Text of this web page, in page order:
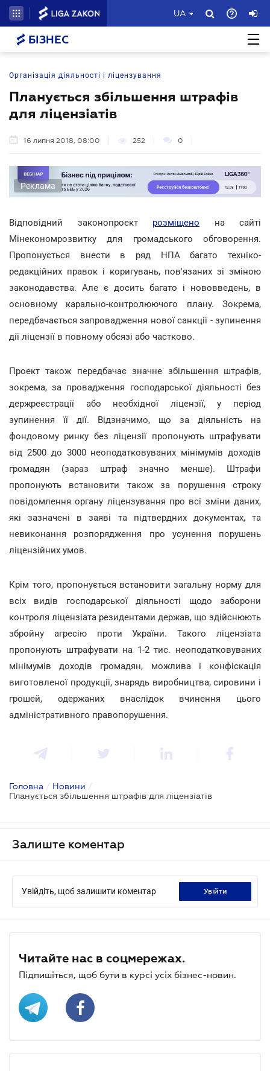
UA
БІЗНЕС
Організація діяльності і ліцензування
Планується збільшення штрафів
для ліцензіатів
16 липня 2018, 08:00 252 0
Реклама
Відповідний законопроект розміщено на сайті
Мінекономрозвитку для громадського обговорення.
Пропонується внести в ряд НПА багато техніко-
редакційних правок і коригувань, пов'язаних зі зміною
законодавства. Але є досить багато і нововведень, в
основному карально-контролюючого плану. Зокрема,
передбачається запровадження нової санкції - зупинення
дії ліцензії в повному обсязі або частково.
Проект також передбачає значне збільшення штрафів,
зокрема, за провадження господарської діяльності без
держреєстрації або необхідної ліцензії, у період
зупинення її дії. Відзначимо, що за діяльність на
фондовому ринку без ліцензії пропонують штрафувати
від 2500 до 3000 неоподатковуваних мінімумів доходів
громадян (зараз штраф значно менше). Штрафи
пропонують встановити також за порушення строку
повідомлення органу ліцензування про всі зміни даних,
які зазначені в заяві та підтвердних документах, та
невиконання розпорядження про усунення порушень
ліцензійних умов.
Крім того, пропонується встановити загальну норму для
всіх видів господарської діяльності щодо заборони
контроля ліцензіата резидентами держав, що здійснюють
збройну агресію проти України. Такого ліцензіата
пропонують штрафувати на 1-2 тис. неоподатковуваних
мінімумів доходів громадян, можлива і конфіскація
виготовленої продукції, знарядь виробництва, сировини і
грошей, одержаних внаслідок вчинення цього
адміністративного правопорушення.
Головна / Новини /
Планується збільшення штрафів для ліцензіатів
Залиште коментар
Увійдіть, щоб залишити коментар увійти
Читайте нас в соцмережах.
Підпишіться, щоб бути в курсі усіх бізнес-новин.